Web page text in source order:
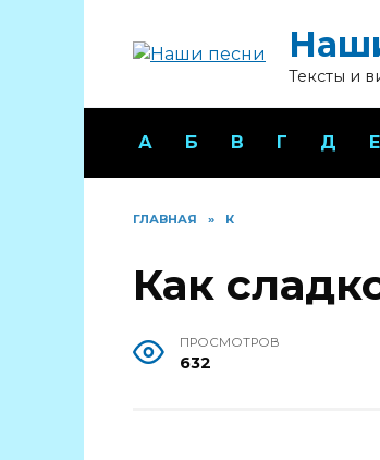
Тексты и
А Б В Г Д Е
ГЛАВНАЯ » К
Как
ПРОСМОТРОВ
632